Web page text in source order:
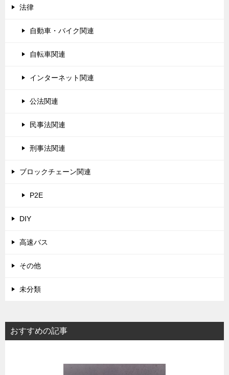
法律
自動車・バイク関連
自転車関連
インターネット関連
公法関連
民事法関連
刑事法関連
ブロックチェーン関連
P2E
DIY
高速バス
その他
未分類
おすすめの記事